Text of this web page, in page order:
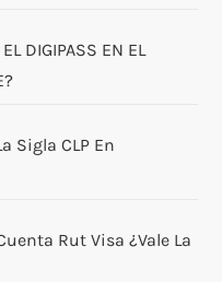
DIGIPASS EN EL
Sigla CLP En
Rut Visa ¿Vale La